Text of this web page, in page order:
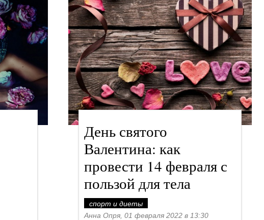
День святого
Валентина: как
провести 14 февраля с
пользой для тела
спорт и диеты
Анна Опря, 01 февраля 2022 в 13:30